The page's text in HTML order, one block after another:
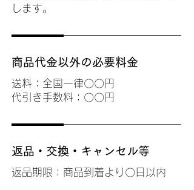
します。
商品代金以外の必要料金
送料：全国一律〇〇円
代引き手数料：〇〇円
返品・交換・キャンセル等
返品期限：商品到着より〇日以内